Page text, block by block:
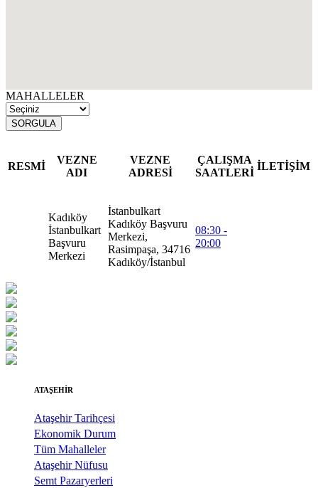
MAHALLELER
SORGULA
RESMİ
VEZNE
ADI
VEZNE
ADRESİ
ÇALIŞMA
SAATLERİ
İLETİŞİM
Kadıköy
İstanbulkart
Başvuru
Merkezi
İstanbulkart
Kadıköy Başvuru
Merkezi,
Rasimpaşa, 34716
Kadıköy/İstanbul
08:30 -
20:00
ATAŞEHİR
Ataşehir Tarihçesi
Ekonomik Durum
Tüm Mahalleler
Ataşehir Nüfusu
Semt Pazaryerleri